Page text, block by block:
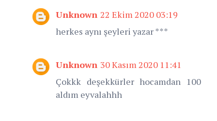
Unknown 22 Ekim 2020 03:19
herkes aynı şeyleri yazar ***
Unknown 30 Kasım 2020 11:41
Çokkk deşekkürler hocamdan 100
aldım eyvalahhh